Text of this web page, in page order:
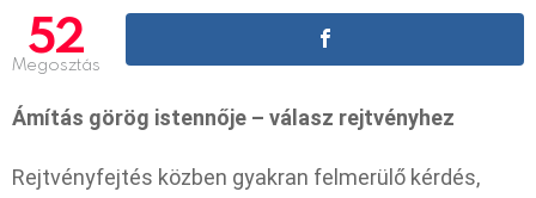
52
Megosztás
Ámítás görög istennője – válasz rejtvényhez
Rejtvényfejtés közben gyakran felmerülő kérdés,